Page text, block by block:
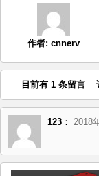
作者: cnnerv
目前有 1 条留言
123 ： 2018